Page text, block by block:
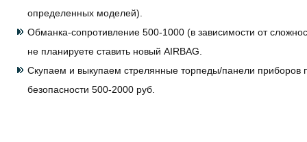
определенных моделей).
Обманка-сопротивление 500-1000 (в зависимости от
не планируете ставить новый AIRBAG.
Скупаем и выкупаем стрелянные торпеды/панели приборов
безопасности 500-2000 руб.